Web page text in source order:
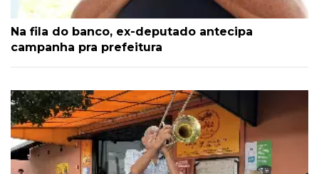
Na fila do banco, ex-deputado antecipa
campanha pra prefeitura